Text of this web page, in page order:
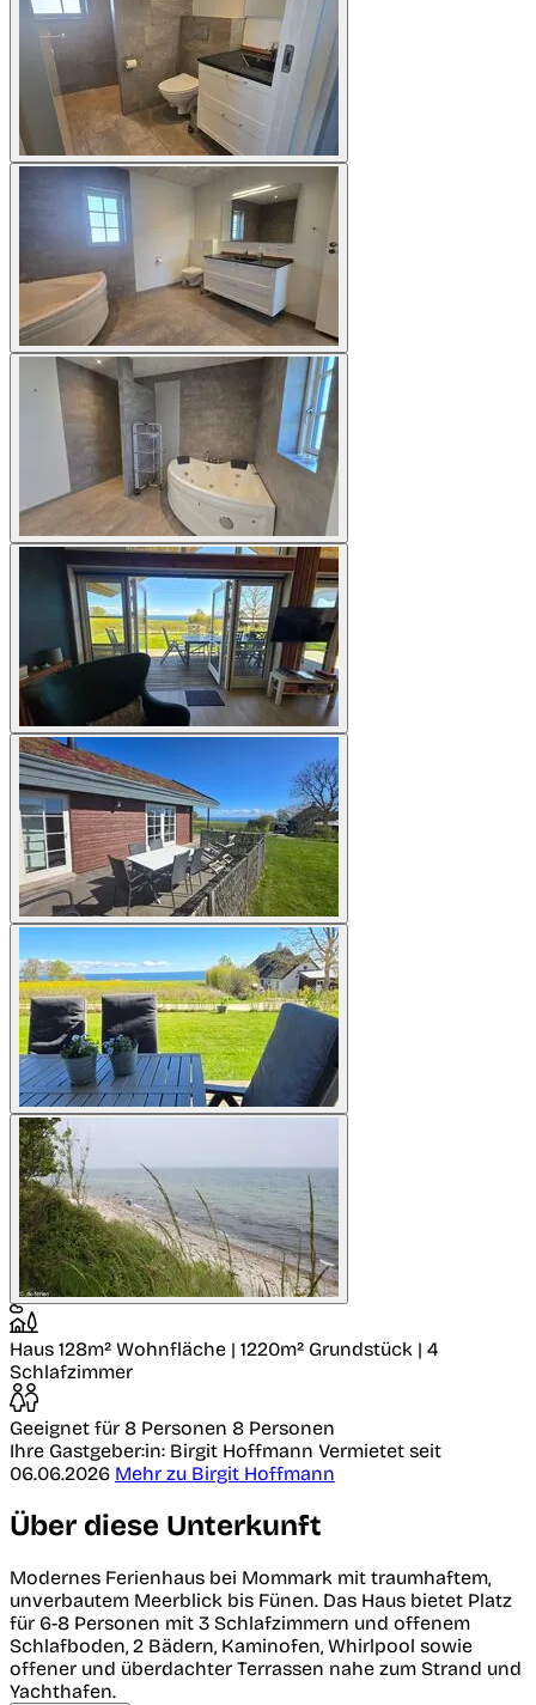
Haus 128m² Wohnfläche | 1220m² Grundstück | 4
Schlafzimmer
Geeignet für 8 Personen 8 Personen
Ihre Gastgeber:in: Birgit Hoffmann Vermietet seit
06.06.2026 Mehr zu Birgit Hoffmann
Über diese Unterkunft
Modernes Ferienhaus bei Mommark mit traumhaftem,
unverbautem Meerblick bis Fünen. Das Haus bietet Platz
für 6-8 Personen mit 3 Schlafzimmern und offenem
Schlafboden, 2 Bädern, Kaminofen, Whirlpool sowie
offener und überdachter Terrassen nahe zum Strand und
Yachthafen.